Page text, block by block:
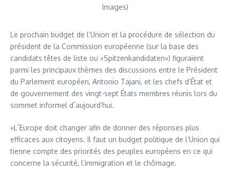
Images)
Le prochain budget de l’Union et la procédure de sélection du
président de la Commission européenne (sur la base des
candidats têtes de liste ou «Spitzenkandidaten») figuraient
parmi les principaux thèmes des discussions entre le Président
du Parlement européen, Antonio Tajani, et les chefs d’État et
de gouvernement des vingt-sept États membres réunis lors du
sommet informel d´aujourd’hui.
«L´Europe doit changer afin de donner des réponses plus
efficaces aux citoyens. Il faut un budget politique de l’Union qui
tienne compte des priorités des peuples européens en ce qui
concerne la sécurité, l’immigration et le chômage.